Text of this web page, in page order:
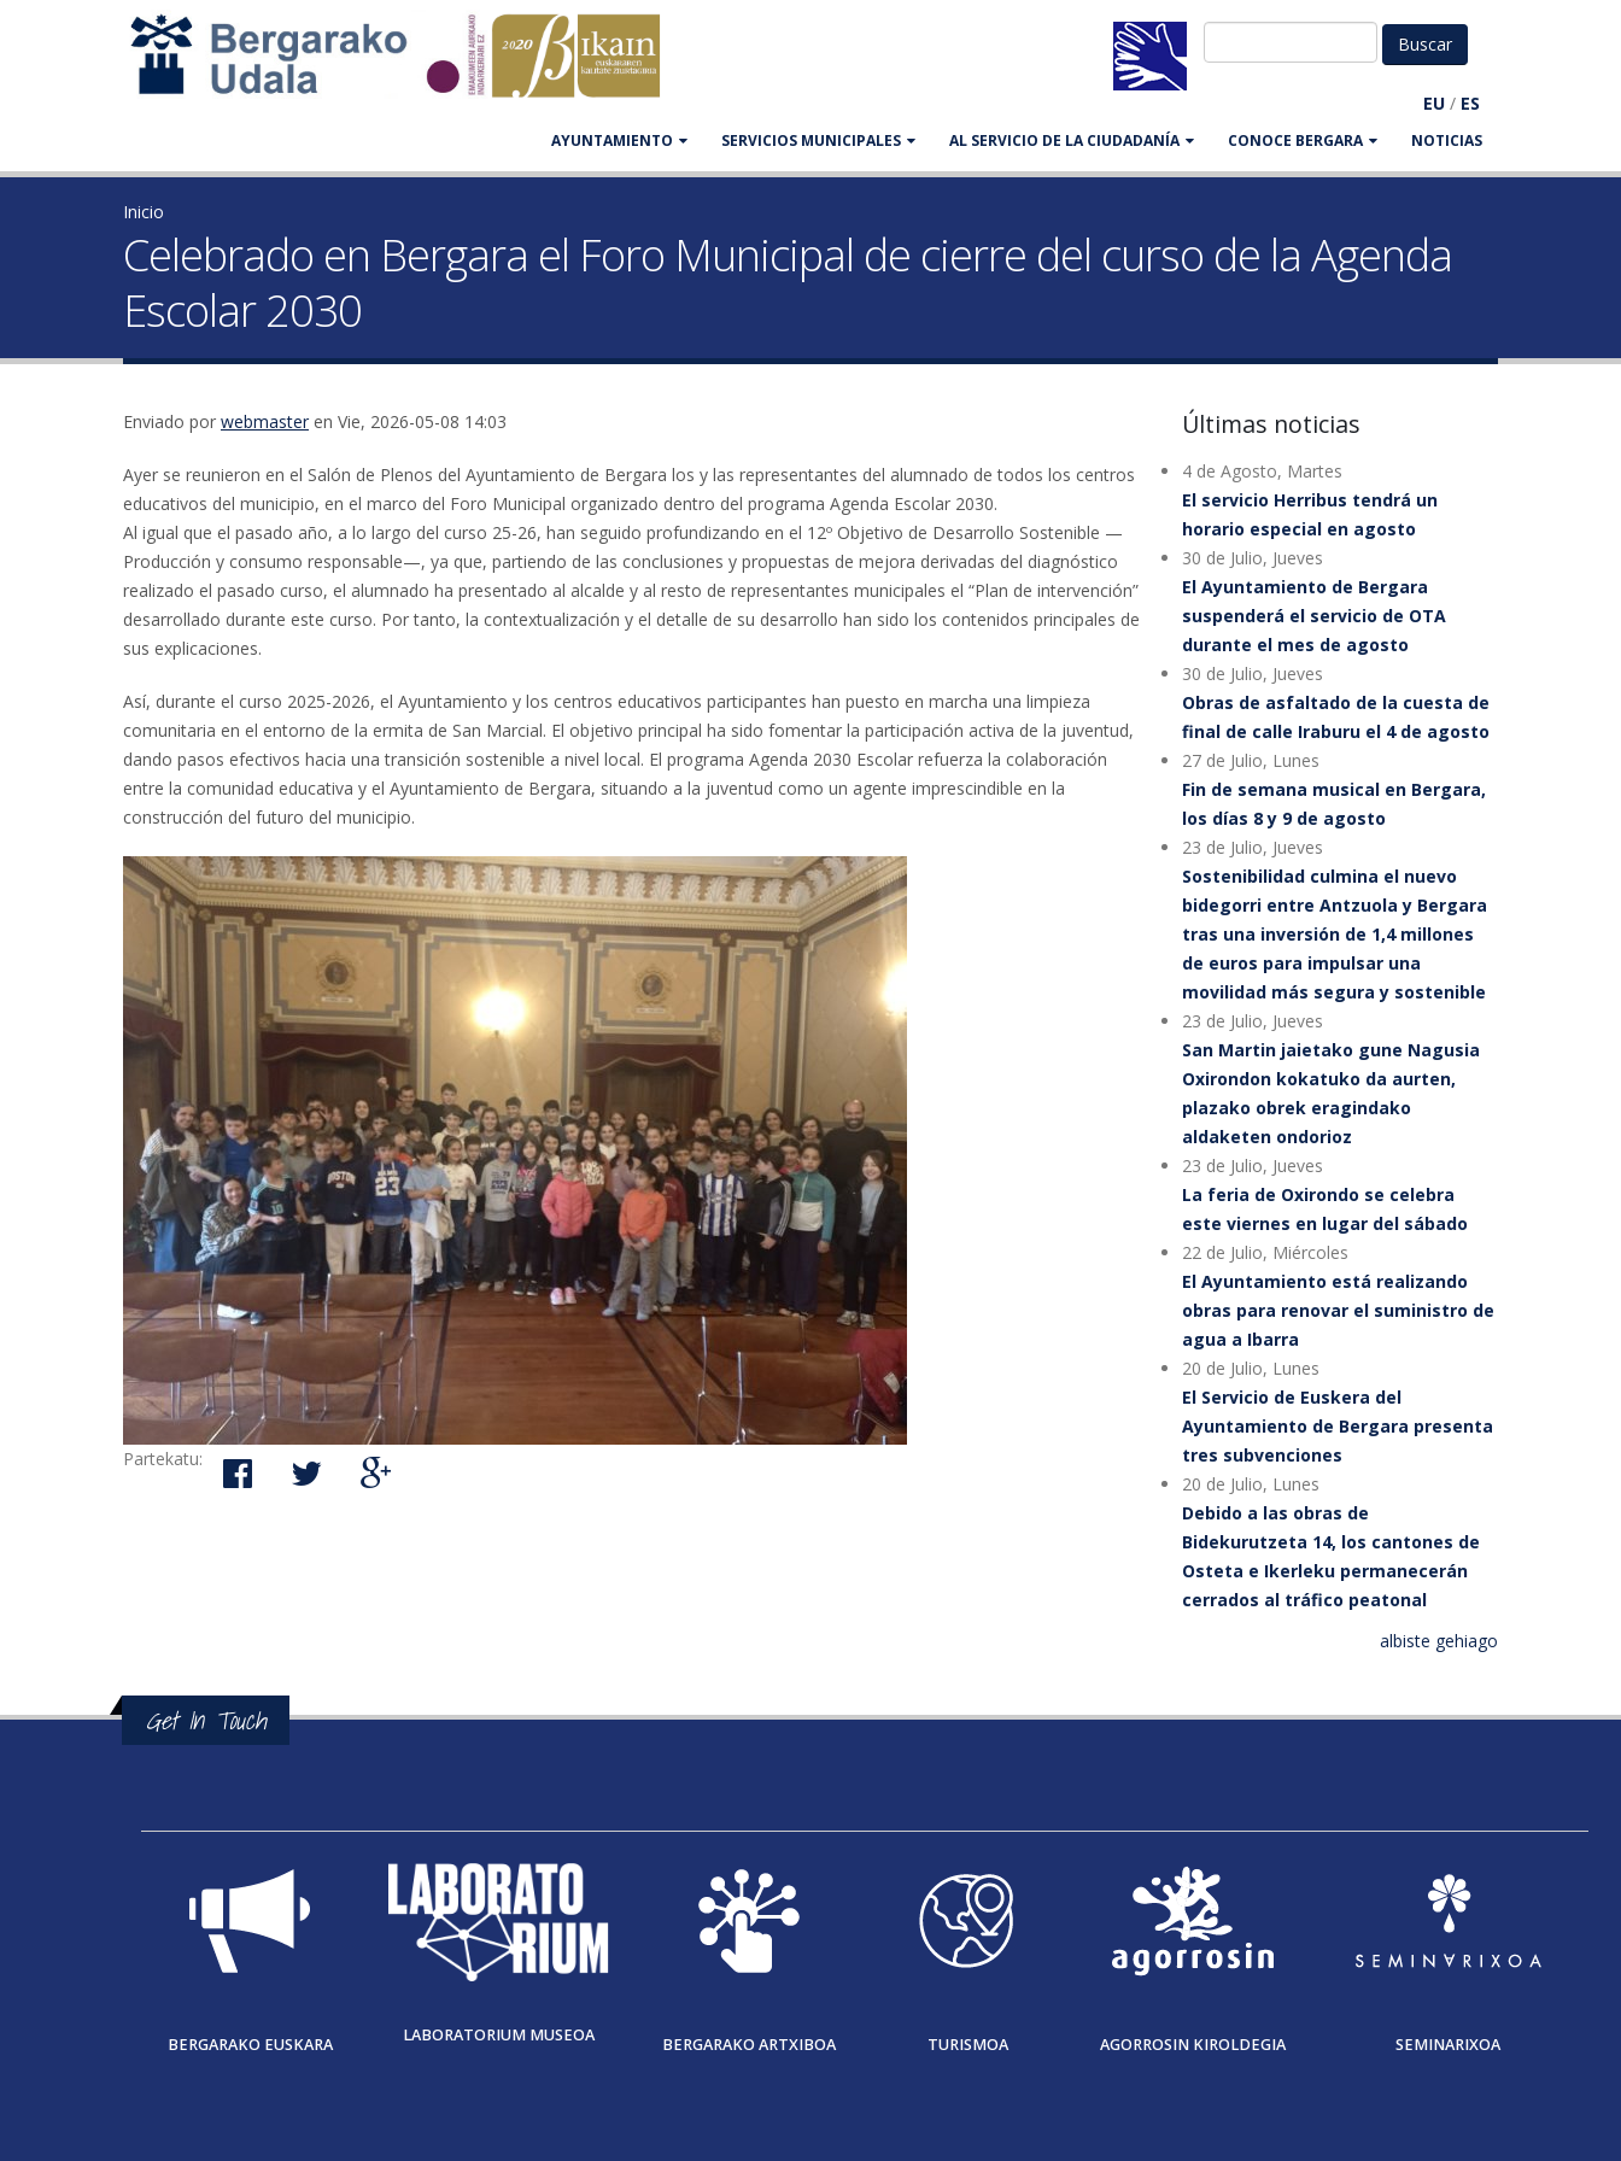
EU / ES
AYUNTAMIENTO SERVICIOS MUNICIPALES AL SERVICIO DE LA CIUDADANÍA CONOCE BERGARA NOTICIAS
Inicio
Celebrado en Bergara el Foro Municipal de cierre del curso de la Agenda
Escolar 2030
Enviado por webmaster en Vie, 2026-05-08 14:03
Ayer se reunieron en el Salón de Plenos del Ayuntamiento de Bergara los y las representantes del alumnado de todos los centros
educativos del municipio, en el marco del Foro Municipal organizado dentro del programa Agenda Escolar 2030.
Al igual que el pasado año, a lo largo del curso 25-26, han seguido profundizando en el 12º Objetivo de Desarrollo Sostenible —
Producción y consumo responsable—, ya que, partiendo de las conclusiones y propuestas de mejora derivadas del diagnóstico
realizado el pasado curso, el alumnado ha presentado al alcalde y al resto de representantes municipales el “Plan de intervención”
desarrollado durante este curso. Por tanto, la contextualización y el detalle de su desarrollo han sido los contenidos principales de
sus explicaciones.
Así, durante el curso 2025-2026, el Ayuntamiento y los centros educativos participantes han puesto en marcha una limpieza
comunitaria en el entorno de la ermita de San Marcial. El objetivo principal ha sido fomentar la participación activa de la juventud,
dando pasos efectivos hacia una transición sostenible a nivel local. El programa Agenda 2030 Escolar refuerza la colaboración
entre la comunidad educativa y el Ayuntamiento de Bergara, situando a la juventud como un agente imprescindible en la
construcción del futuro del municipio.
Partekatu:
Últimas noticias
4 de Agosto, Martes
El servicio Herribus tendrá un
horario especial en agosto
30 de Julio, Jueves
El Ayuntamiento de Bergara
suspenderá el servicio de OTA
durante el mes de agosto
30 de Julio, Jueves
Obras de asfaltado de la cuesta de
final de calle Iraburu el 4 de agosto
27 de Julio, Lunes
Fin de semana musical en Bergara,
los días 8 y 9 de agosto
23 de Julio, Jueves
Sostenibilidad culmina el nuevo
bidegorri entre Antzuola y Bergara
tras una inversión de 1,4 millones
de euros para impulsar una
movilidad más segura y sostenible
23 de Julio, Jueves
San Martin jaietako gune Nagusia
Oxirondon kokatuko da aurten,
plazako obrek eragindako
aldaketen ondorioz
23 de Julio, Jueves
La feria de Oxirondo se celebra
este viernes en lugar del sábado
22 de Julio, Miércoles
El Ayuntamiento está realizando
obras para renovar el suministro de
agua a Ibarra
20 de Julio, Lunes
El Servicio de Euskera del
Ayuntamiento de Bergara presenta
tres subvenciones
20 de Julio, Lunes
Debido a las obras de
Bidekurutzeta 14, los cantones de
Osteta e Ikerleku permanecerán
cerrados al tráfico peatonal
albiste gehiago
Get In Touch
BERGARAKO EUSKARA LABORATORIUM MUSEOA BERGARAKO ARTXIBOA TURISMOA AGORROSIN KIROLDEGIA SEMINARIXOA